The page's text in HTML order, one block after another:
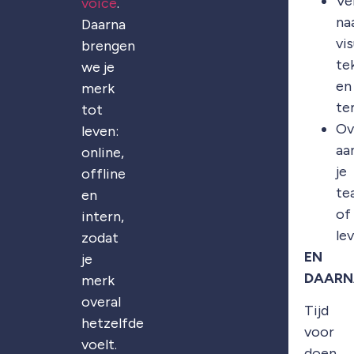
Daarna
brengen
we je
merk
tot
leven:
online,
offline
en
intern,
zodat
je
merk
overal
hetzelfde
voelt.
en
je
of
EN
Tijd
voor